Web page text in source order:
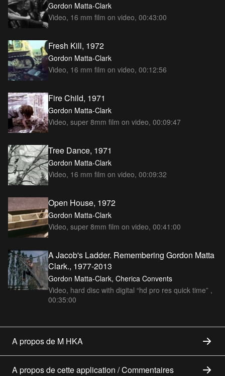
Gordon Matta-Clark
Video, 16 mm film on video, 00:43:00
Fresh Kill, 1972
Gordon Matta-Clark
Video, 16 mm film on video, 00:12:56
Fire Child, 1971
Gordon Matta-Clark
Video, super 8mm film on video, 00:09:47
Tree Dance, 1971
Gordon Matta-Clark
Video, 16 mm film on video, 00:09:32
Open House, 1972
Gordon Matta-Clark
Video, super 8mm film on video, 00:41:00
A Jacob's Ladder. Remembering Gordon Matta
Clark., 1977-2013
Gordon Matta-Clark, Cherica Convents
Video, hard disc with digital “hd pro res quick time” ,
00:35:00
A propos de M HKA
A propos de cette application / Commentaires